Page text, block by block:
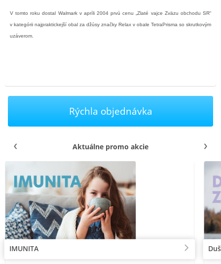
V tomto roku dostal Walmark v apríli 2004 prvú cenu „Zlaté vajce Zväzu obchodu SR“
v kategórii najpraktickejší obal za džúsy značky Relax v obale TetraPrisma so skrutkovým
uzáverom.
Rýchla objednávka
Aktuálne promo akcie
IMUNITA